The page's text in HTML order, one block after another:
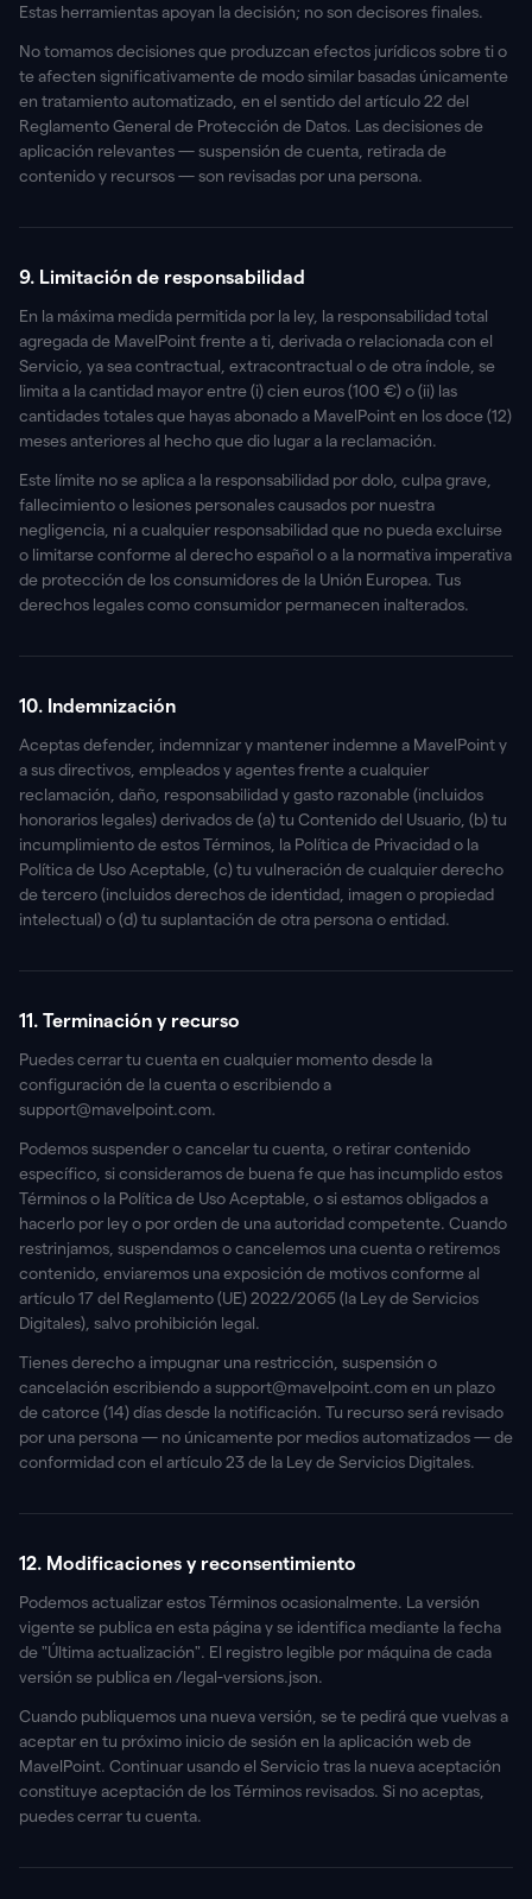
Estas herramientas apoyan la decisión; no son decisores finales.
No tomamos decisiones que produzcan efectos jurídicos sobre ti o
te afecten significativamente de modo similar basadas únicamente
en tratamiento automatizado, en el sentido del artículo 22 del
Reglamento General de Protección de Datos. Las decisiones de
aplicación relevantes — suspensión de cuenta, retirada de
contenido y recursos — son revisadas por una persona.
9. Limitación de responsabilidad
En la máxima medida permitida por la ley, la responsabilidad total
agregada de MavelPoint frente a ti, derivada o relacionada con el
Servicio, ya sea contractual, extracontractual o de otra índole, se
limita a la cantidad mayor entre (i) cien euros (100 €) o (ii) las
cantidades totales que hayas abonado a MavelPoint en los doce (12)
meses anteriores al hecho que dio lugar a la reclamación.
Este límite no se aplica a la responsabilidad por dolo, culpa grave,
fallecimiento o lesiones personales causados por nuestra
negligencia, ni a cualquier responsabilidad que no pueda excluirse
o limitarse conforme al derecho español o a la normativa imperativa
de protección de los consumidores de la Unión Europea. Tus
derechos legales como consumidor permanecen inalterados.
10. Indemnización
Aceptas defender, indemnizar y mantener indemne a MavelPoint y
a sus directivos, empleados y agentes frente a cualquier
reclamación, daño, responsabilidad y gasto razonable (incluidos
honorarios legales) derivados de (a) tu Contenido del Usuario, (b) tu
incumplimiento de estos Términos, la Política de Privacidad o la
Política de Uso Aceptable, (c) tu vulneración de cualquier derecho
de tercero (incluidos derechos de identidad, imagen o propiedad
intelectual) o (d) tu suplantación de otra persona o entidad.
11. Terminación y recurso
Puedes cerrar tu cuenta en cualquier momento desde la
configuración de la cuenta o escribiendo a
support@mavelpoint.com.
Podemos suspender o cancelar tu cuenta, o retirar contenido
específico, si consideramos de buena fe que has incumplido estos
Términos o la Política de Uso Aceptable, o si estamos obligados a
hacerlo por ley o por orden de una autoridad competente. Cuando
restrinjamos, suspendamos o cancelemos una cuenta o retiremos
contenido, enviaremos una exposición de motivos conforme al
artículo 17 del Reglamento (UE) 2022/2065 (la Ley de Servicios
Digitales), salvo prohibición legal.
Tienes derecho a impugnar una restricción, suspensión o
cancelación escribiendo a support@mavelpoint.com en un plazo
de catorce (14) días desde la notificación. Tu recurso será revisado
por una persona — no únicamente por medios automatizados — de
conformidad con el artículo 23 de la Ley de Servicios Digitales.
12. Modificaciones y reconsentimiento
Podemos actualizar estos Términos ocasionalmente. La versión
vigente se publica en esta página y se identifica mediante la fecha
de "Última actualización". El registro legible por máquina de cada
versión se publica en /legal-versions.json.
Cuando publiquemos una nueva versión, se te pedirá que vuelvas a
aceptar en tu próximo inicio de sesión en la aplicación web de
MavelPoint. Continuar usando el Servicio tras la nueva aceptación
constituye aceptación de los Términos revisados. Si no aceptas,
puedes cerrar tu cuenta.